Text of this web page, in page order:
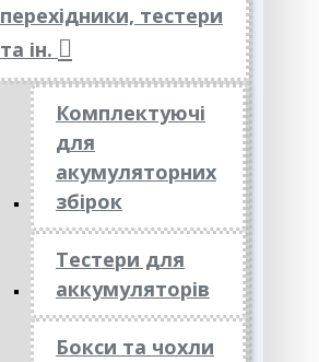
перехідники, тестери
та ін.
Комплектуючі
для
акумуляторних
збірок
Тестери для
аккумуляторів
Бокси та чохли